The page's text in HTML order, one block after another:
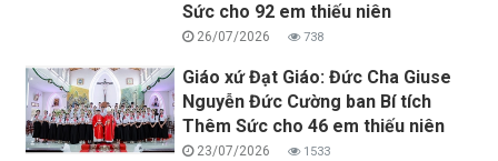
Sức cho 92 em thiếu niên
26/07/2026 738
Giáo xứ Đạt Giáo: Đức Cha Giuse
Nguyễn Đức Cường ban Bí tích
Thêm Sức cho 46 em thiếu niên
23/07/2026 1533